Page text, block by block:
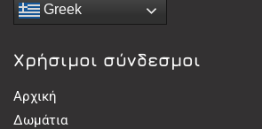
Greek
Χρήσιμοι σύνδεσμοι
Αρχική
Δωμάτια